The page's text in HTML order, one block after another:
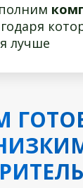
лучше